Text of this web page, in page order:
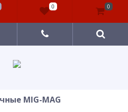
MIG-MAG
0 0